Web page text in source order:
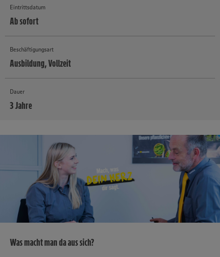
Eintrittsdatum
Ab sofort
Beschäftigungsart
Ausbildung, Vollzeit
Dauer
3 Jahre
Was macht man da aus sich?